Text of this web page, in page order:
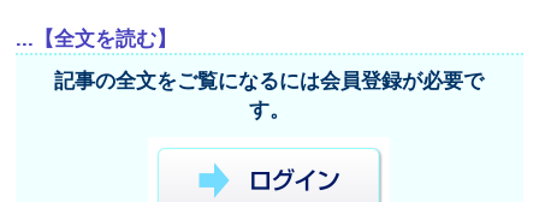
...【全文を読む】
記事の全文をご覧になるには会員登録が必要で
す。